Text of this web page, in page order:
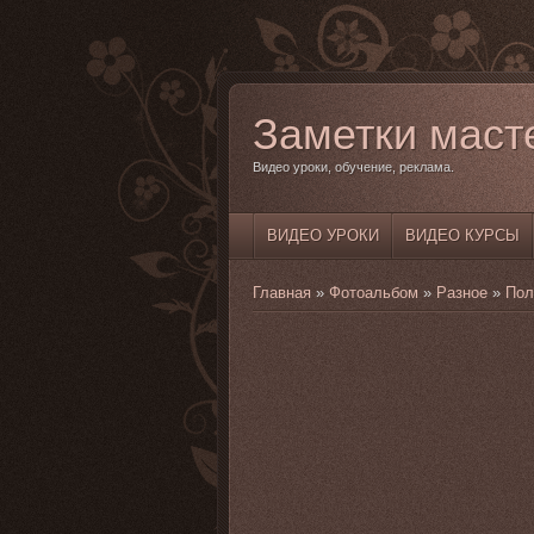
Заметки
Видео уроки, обучение, реклама.
ВИДЕО УРОКИ ВИДЕО КУРСЫ
Главная » Фотоальбом » Разное »